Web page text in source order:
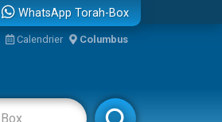
WhatsApp Torah-Box
Calendrier Columbus
Rabbanim